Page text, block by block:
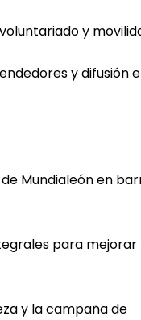
y
y difusión
Mundialeón en
para mejorar
y la campaña de